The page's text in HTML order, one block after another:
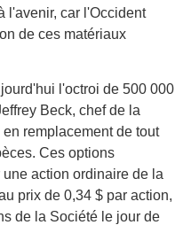
l'avenir, car l'Occident
de ces matériaux
l'octroi de 500 000
Beck, chef de la
remplacement de tout
Ces options
action ordinaire de la
prix de 0,34 $ par action,
de la Société le jour de